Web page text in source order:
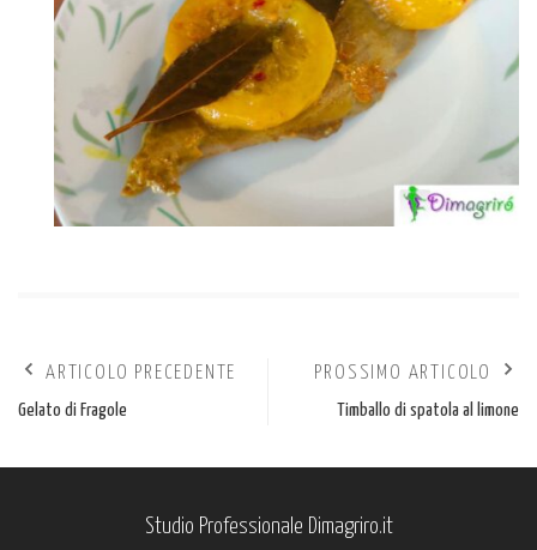
ARTICOLO PRECEDENTE
Gelato di Fragole
PROSSIMO ARTICOLO
Timballo di spatola al limone
Studio Professionale Dimagriro.it